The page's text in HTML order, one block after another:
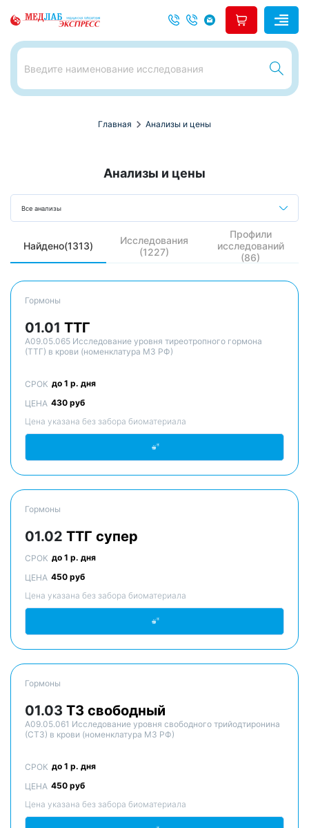
Главная chevron_right Анализы и цены
Анализы и цены
Все анализы
Найдено(1313)
Исследования
(1227)
Профили
исследований
(86)
Гормоны
01.01 ТТГ
A09.05.065 Исследование уровня тиреотропного гормона
(ТТГ) в крови (номенклатура МЗ РФ)
СРОК до 1 р. дня
ЦЕНА 430 руб
Цена указана без забора биоматериала
Гормоны
01.02 ТТГ супер
СРОК до 1 р. дня
ЦЕНА 450 руб
Цена указана без забора биоматериала
Гормоны
01.03 Т3 свободный
A09.05.061 Исследование уровня свободного трийодтиронина
(СТ3) в крови (номенклатура МЗ РФ)
СРОК до 1 р. дня
ЦЕНА 450 руб
Цена указана без забора биоматериала